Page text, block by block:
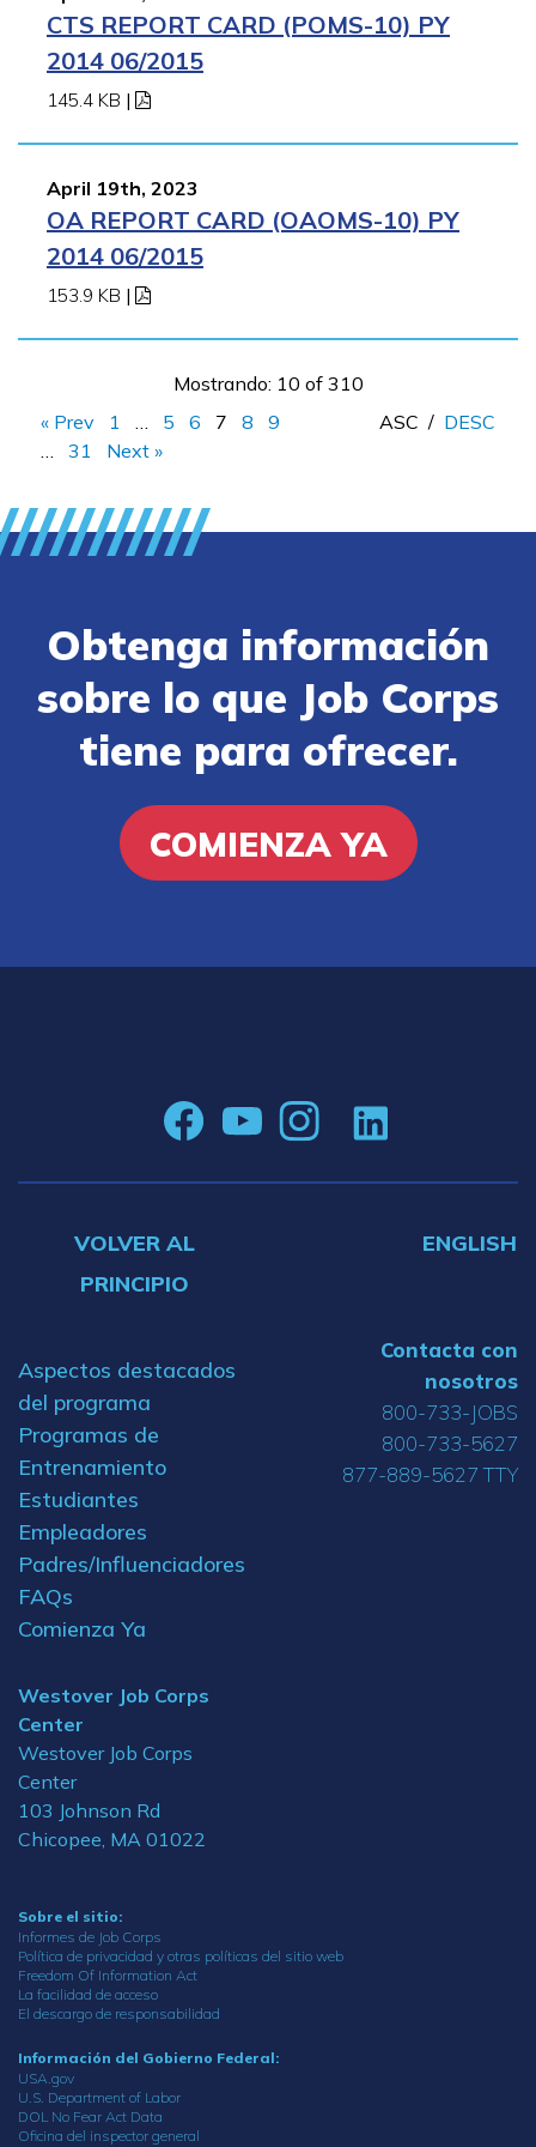
CTS REPORT CARD (POMS-10) PY
2014 06/2015
145.4 KB |
April 19th, 2023
OA REPORT CARD (OAOMS-10) PY
2014 06/2015
153.9 KB |
Mostrando: 10 of 310
« Prev
1 5 6 7 8
9
31 Next »
ASC / DESC
Obtenga información
sobre lo que Job Corps
tiene para ofrecer.
COMIENZA YA
VOLVER AL
PRINCIPIO
ENGLISH
Aspectos destacados
del programa
Programas de
Entrenamiento
Estudiantes
Empleadores
Padres/Influenciadores
FAQs
Comienza Ya
Westover Job Corps
Center
Westover Job Corps
Center
103 Johnson Rd
Chicopee, MA 01022
Contacta con
nosotros
800-733-JOBS
800-733-5627
877-889-5627 TTY
Sobre el sitio:
Informes de Job Corps
Política de privacidad y otras políticas del sitio web
Freedom Of Information Act
La facilidad de acceso
El descargo de responsabilidad
Información del Gobierno Federal:
USA.gov
U.S. Department of Labor
DOL No Fear Act Data
Oficina del inspector general